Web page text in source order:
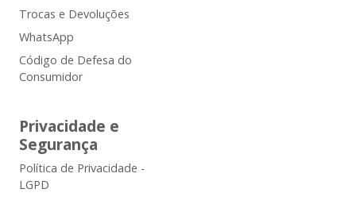
Trocas e Devoluções
WhatsApp
Código de Defesa do
Consumidor
Privacidade e
Segurança
Política de Privacidade -
LGPD